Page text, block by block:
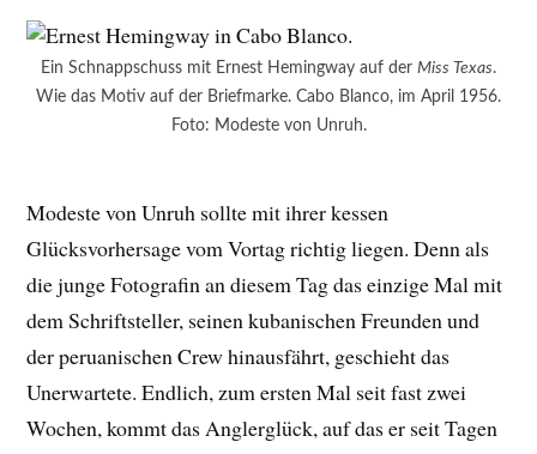
Ein Schnappschuss mit Ernest Hemingway auf der Miss Texas.
Wie das Motiv auf der Briefmarke. Cabo Blanco, im April 1956.
Foto: Modeste von Unruh.
Modeste von Unruh sollte mit ihrer kessen
Glücksvorhersage vom Vortag richtig liegen. Denn als
die junge Fotografin an diesem Tag das einzige Mal mit
dem Schriftsteller, seinen kubanischen Freunden und
der peruanischen Crew hinausfährt, geschieht das
Unerwartete. Endlich, zum ersten Mal seit fast zwei
Wochen, kommt das Anglerglück, auf das er seit Tagen